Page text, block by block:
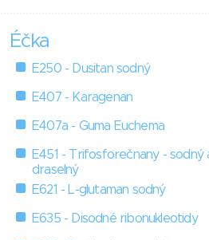
Éčka
E250 - Dusitan sodný
E407 - Karagenan
E407a - Guma Euchema
E451 - Trifosforečnany - sodný
draselný
E621 - L-glutaman sodný
E635 - Disodné ribonukleotidy